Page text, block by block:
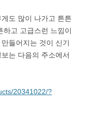
도 많이 나가고 튼튼
하고 고급스런 느낌이
들어지는 것이 신기
는 다음의 주소에서
20341022/?